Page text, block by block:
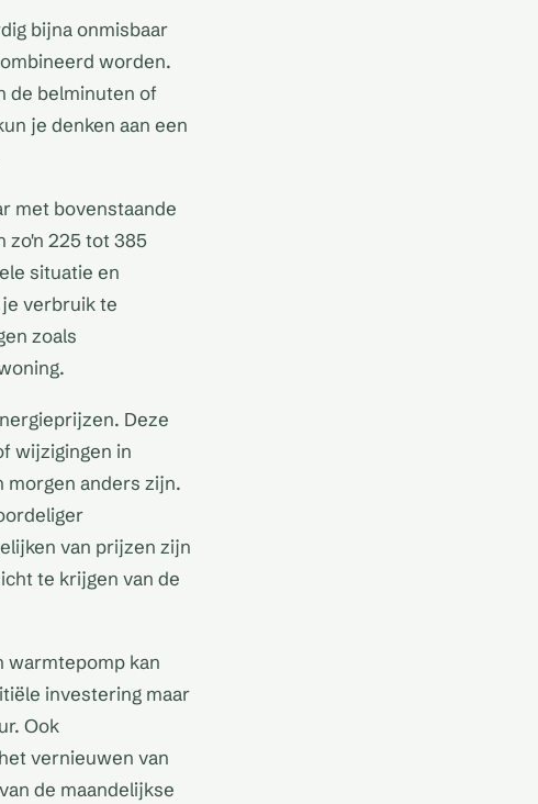
bijna onmisbaar
worden.
de belminuten of
je denken aan een
met bovenstaande
zo'n 225 tot 385
situatie en
verbruik te
zoals
Deze
wijzigingen in
morgen anders zijn.
van prijzen zijn
te krijgen van de
warmtepomp kan
investering maar
Ook
vernieuwen van
de maandelijkse